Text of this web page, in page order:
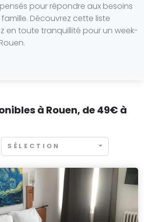
pour répondre aux besoins
Découvrez cette liste
en toute tranquillité pour un week-
à Rouen, de 49€ à
SÉLECTION